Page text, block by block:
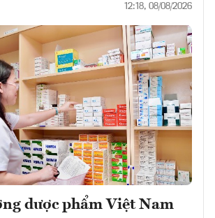
12:18, 08/08/2026
dược phẩm Việt Nam